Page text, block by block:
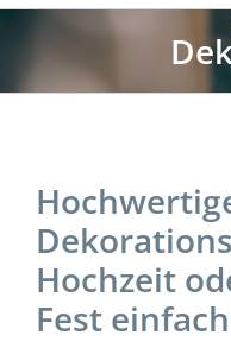
Hochzeit
Fest